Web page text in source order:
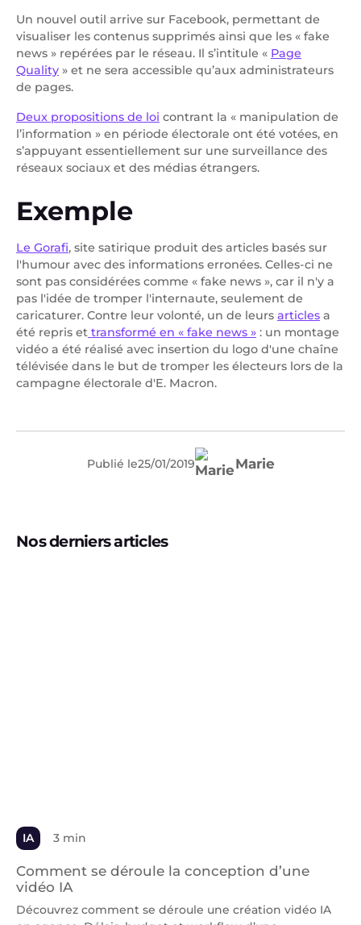
Un nouvel outil arrive sur Facebook, permettant de
visualiser les contenus supprimés ainsi que les « fake
news » repérées par le réseau. Il s’intitule « Page
Quality » et ne sera accessible qu’aux administrateurs
de pages.
Deux propositions de loi contrant la « manipulation de
l’information » en période électorale ont été votées, en
s’appuyant essentiellement sur une surveillance des
réseaux sociaux et des médias étrangers.
Exemple
Le Gorafi, site satirique produit des articles basés sur
l'humour avec des informations erronées. Celles-ci ne
sont pas considérées comme « fake news », car il n'y a
pas l'idée de tromper l'internaute, seulement de
caricaturer. Contre leur volonté, un de leurs articles a
été repris et transformé en « fake news » : un montage
vidéo a été réalisé avec insertion du logo d'une chaîne
télévisée dans le but de tromper les électeurs lors de la
campagne électorale d'E. Macron.
Publié le25/01/2019 Marie
Nos derniers articles
IA 3 min
Comment se déroule la conception d’une
vidéo IA
Découvrez comment se déroule une création vidéo IA